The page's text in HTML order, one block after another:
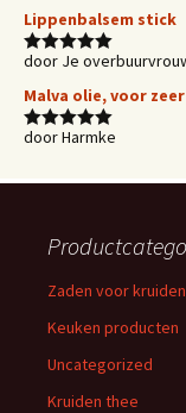
Lippenbalsem stick
Waardering
door Je
Malva olie, voor
Waardering
door Harmke
Zaden voor
Keuken producten
Uncategorized
Kruiden thee